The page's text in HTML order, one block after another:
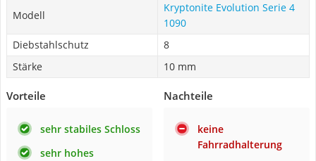
Modell
Kryptonite Evolution Serie 4
1090
Diebstahlschutz
8
Stärke
10 mm
Vorteile
sehr stabiles Schloss
sehr hohes
Nachteile
keine
Fahrradhalterung